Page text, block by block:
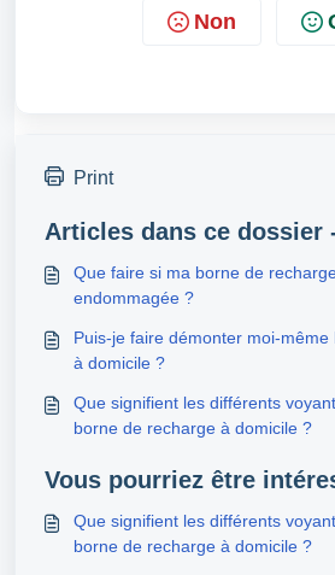
Non
Print
Articles dans ce dossier
Que faire si ma borne de
endommagée ?
Puis-je faire démonter moi-
à domicile ?
Que signifient les différents
borne de recharge à domicile ?
Vous pourriez être
Que signifient les différents
borne de recharge à domicile ?